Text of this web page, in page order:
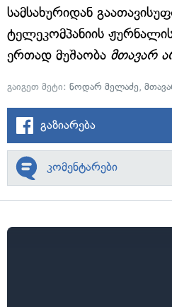
სამსახურიდან
ტელეკომპანიის
ერთად მუშაობა მთავარ
გაიგეთ მეტი: ნოდარ მელაძე,
გაზიარება
კომენტარები